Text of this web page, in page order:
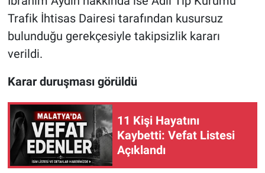
Trafik İhtisas Dairesi tarafından kusursuz
bulunduğu gerekçesiyle takipsizlik kararı
verildi.
Karar duruşması görüldü
11 Kişi Hayatını
Kaybetti: Vefat Listesi
Açıklandı